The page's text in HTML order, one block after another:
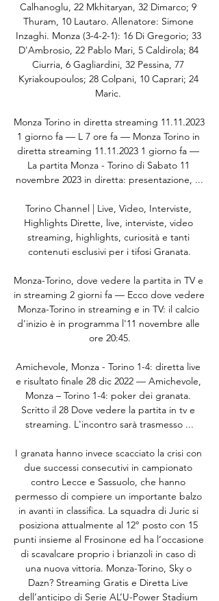
Calhanoglu, 22 Mkhitaryan, 32 Dimarco; 9
Thuram, 10 Lautaro. Allenatore: Simone
Inzaghi. Monza (3-4-2-1): 16 Di Gregorio; 33
D'Ambrosio, 22 Pablo Mari, 5 Caldirola; 84
Ciurria, 6 Gagliardini, 32 Pessina, 77
Kyriakoupoulos; 28 Colpani, 10 Caprari; 24
Maric.
Monza Torino in diretta streaming 11.11.2023
1 giorno fa — L 7 ore fa — Monza Torino in
diretta streaming 11.11.2023 1 giorno fa —
La partita Monza - Torino di Sabato 11
novembre 2023 in diretta: presentazione, ...
Torino Channel | Live, Video, Interviste,
Highlights Dirette, live, interviste, video
streaming, highlights, curiosità e tanti
contenuti esclusivi per i tifosi Granata.
Monza-Torino, dove vedere la partita in TV e
in streaming 2 giorni fa — Ecco dove vedere
Monza-Torino in streaming e in TV: il calcio
d'inizio è in programma l'11 novembre alle
ore 20:45.
Amichevole, Monza - Torino 1-4: diretta live
e risultato finale 28 dic 2022 — Amichevole,
Monza – Torino 1-4: poker dei granata.
Scritto il 28 Dove vedere la partita in tv e
streaming. L'incontro sarà trasmesso ...
I granata hanno invece scacciato la crisi con
due successi consecutivi in campionato
contro Lecce e Sassuolo, che hanno
permesso di compiere un importante balzo
in avanti in classifica. La squadra di Juric si
posiziona attualmente al 12° posto con 15
punti insieme al Frosinone ed ha l’occasione
di scavalcare proprio i brianzoli in caso di
una nuova vittoria. Monza-Torino, Sky o
Dazn? Streaming Gratis e Diretta Live
dell’anticipo di Serie AL’U-Power Stadium